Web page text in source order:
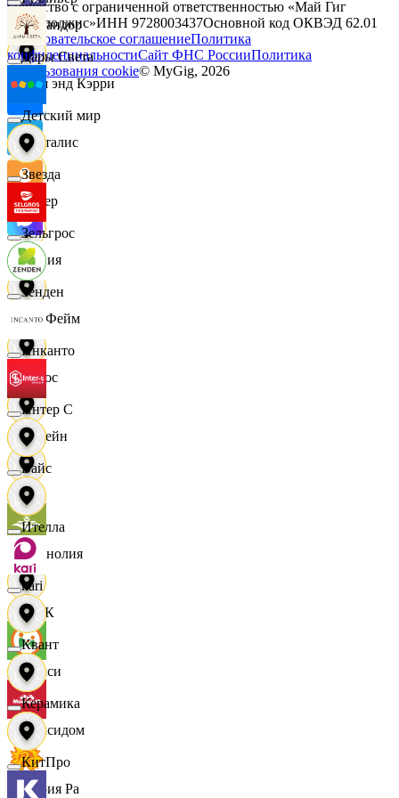
Командор
Кэш энд Кэрри
Лакталис
Левер
Линия
ЛисФейм
Логос
Лорейн
Луч
Магнолия
МАК
Макси
Максидом
Мария Ра
Дары Света
Детский мир
Звезда
Зельгрос
Зенден
Инканто
Интер С
Вайс
Ителла
kari
Квант
Керамика
КитПро
Общество с ограниченной ответственностью «Май Гиг
Технолоджис»ИНН 9728003437Основной код ОКВЭД 62.01
Пользовательское соглашениеПолитика
конфиденциальностиСайт ФНС РоссииПолитика
использования cookie© MyGig, 2026